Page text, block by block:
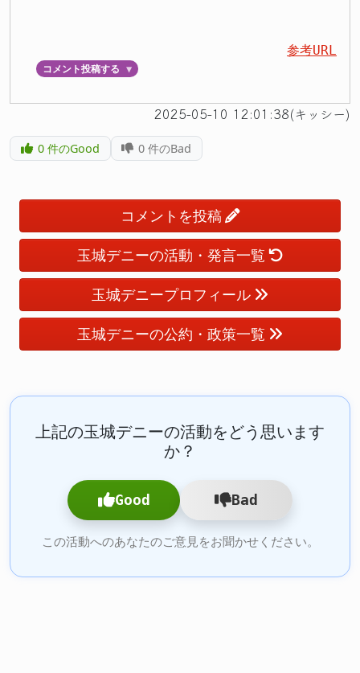
参考URL
コメント投稿する ▼
2025-05-10 12:01:38(キッシー)
0件のGood 0 件のBad
コメントを投稿
玉城デニーの活動・発言一覧
玉城デニープロフィール
玉城デニーの公約・政策一覧
上記の玉城デニーの活動をどう思います
か？
Good Bad
この活動へのあなたのご意見をお聞かせください。